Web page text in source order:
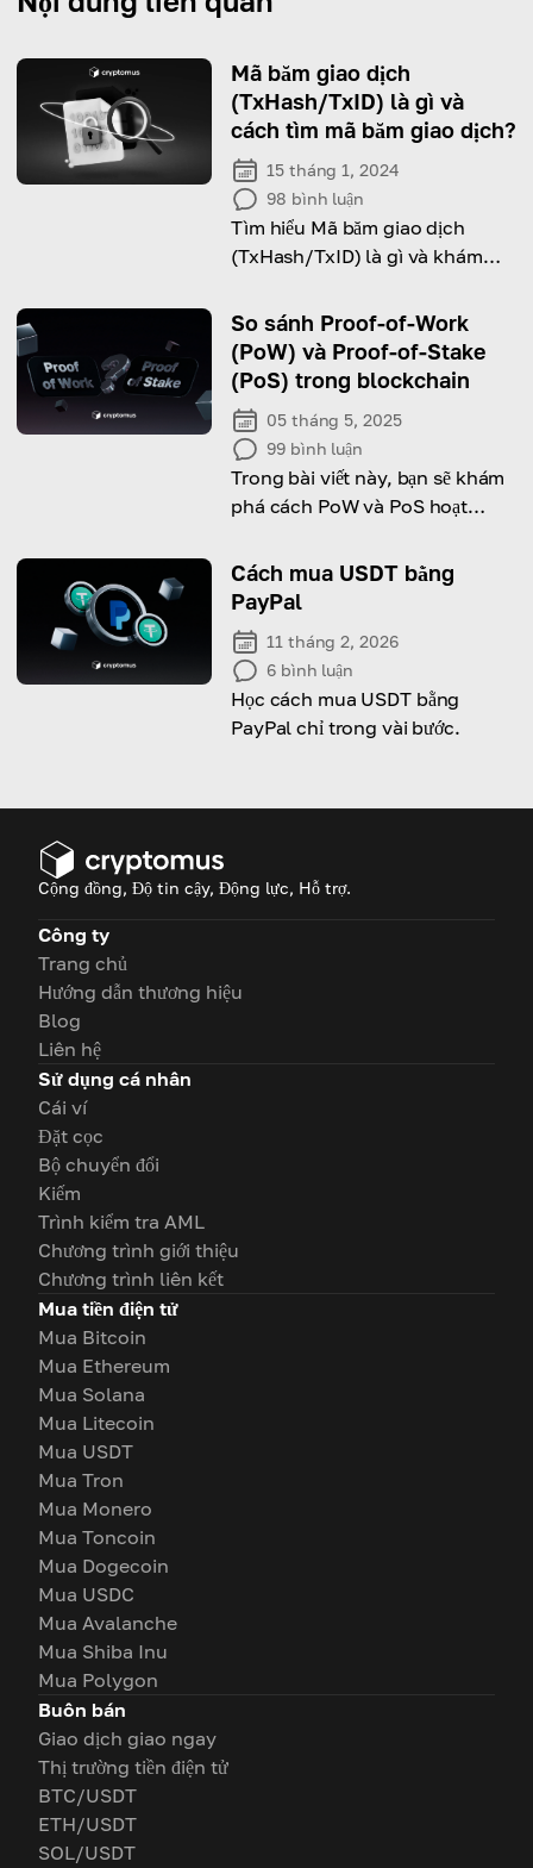
Mã băm giao dịch
(TxHash/TxID) là gì và
cách tìm mã băm giao dịch?
15 tháng 1, 2024
98 bình luận
Tìm hiểu Mã băm giao dịch
(TxHash/TxID) là gì và khám
So sánh Proof-of-Work
(PoW) và Proof-of-Stake
(PoS) trong blockchain
05 tháng 5, 2025
99 bình luận
Trong bài viết này, bạn sẽ khám
phá cách PoW và PoS hoạt
nhau của chúng.
Cách mua USDT bằng
PayPal
11 tháng 2, 2026
6 bình luận
Học cách mua USDT bằng
PayPal chỉ trong vài bước.
Cộng đồng, Độ tin cậy, Động lực, Hỗ trợ.
Công ty
Trang chủ
Hướng dẫn thương hiệu
Blog
Liên hệ
Sử dụng cá nhân
Cái ví
Đặt cọc
Bộ chuyển đổi
Kiếm
Trình kiểm tra AML
Chương trình giới thiệu
Chương trình liên kết
Mua tiền điện tử
Mua Bitcoin
Mua Ethereum
Mua Solana
Mua Litecoin
Mua USDT
Mua Tron
Mua Monero
Mua Toncoin
Mua Dogecoin
Mua USDC
Mua Avalanche
Mua Shiba Inu
Mua Polygon
Buôn bán
Giao dịch giao ngay
Thị trường tiền điện tử
BTC/USDT
ETH/USDT
SOL/USDT